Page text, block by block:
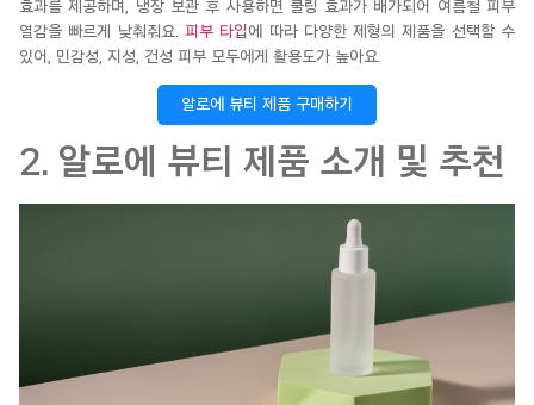
효과를 제공하며, 냉장 보관 후 사용하면 쿨링 효과가 배가되어 여름철 피부
열감을 빠르게 낮춰줘요. 피부 타입에 따라 다양한 제형의 제품을 선택할 수
있어, 민감성, 지성, 건성 피부 모두에게 활용도가 높아요.
알로에 뷰티 제품 구매하기
2. 알로에 뷰티 제품 소개 및 추천